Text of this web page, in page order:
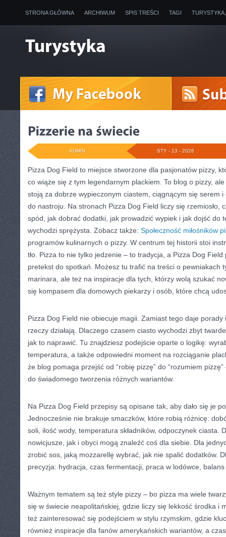
STRONA GŁÓWNA ARCHIWUM SPIS TREŚCI TAGI
STY - 13 - 2026
ADMIN
Pizza Dog Field to miejsce stworzone dla pasjonatów pizzy,
co wiąże się z tym legendarnym plackiem. To blog o pizzy,
stoją za dobrze wypieczonym ciastem, ciągnącym się serem
do nastroju. Na stronach Pizza Dog Field liczy się rzemiosło,
spód, jak dobrać dodatki, jak prowadzić wypiek i jak dojść do
wychodzi sprężysta. Zobacz także: Społeczność miłośników
programów kulinarnych o pizzy. W centrum tej historii stoi
tło. Pizza to nie tylko jedzenie – to tradycja, a Pizza Dog
pretekst do spotkań. Możesz tu trafić na treści o pewniakach
marinara, ale też na inspiracje dla tych, którzy wolą szukać
się kompasem dla domowych piekarzy i osób, które chcą
Pizza Dog Field nie obiecuje magii. Zamiast tego daje porady
rzeczy działają. Dlaczego czasem ciasto wychodzi zbyt
jak to naprawić. Tu znajdziesz podejście oparte o logikę:
temperatura, a także odpowiedni moment na rozciąganie
że blog pomaga przejść od “robię pizzę” do “rozumiem
do świadomego tworzenia różnych wariantów.
Na Pizza Dog Field przepisy są opisane tak, aby dało się je
Jednocześnie nie brakuje smaczków, które robią różnicę:
soli, ilość wody, temperatura składników, odpoczynek ciasta.
nowicjusze, jak i obyci mogą znaleźć coś dla siebie. Dla
zrobić sos, jaką mozzarellę wybrać, jak nie spalić dodatków.
precyzja: hydracja, czas fermentacji, praca w lodówce,
Ważnym tematem są też style pizzy – bo pizza ma wiele
się w świecie neapolitańskiej, gdzie liczy się lekkość środka i
też zainteresować się podejściem w stylu rzymskim, gdzie
również inspiracje dla fanów amerykańskich wariantów, a